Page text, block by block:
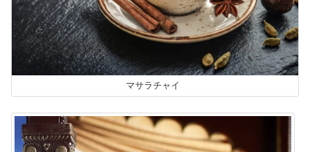
マサラチャイ